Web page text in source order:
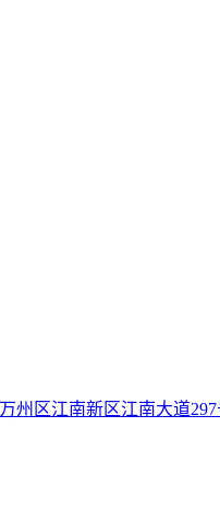
州区江南新区江南大道